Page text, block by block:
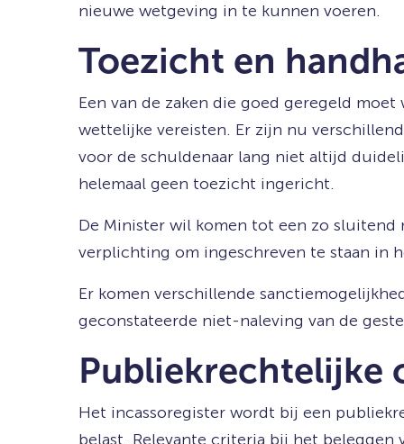
nieuwe wetgeving in te kunnen voeren.
Toezicht en
Een van de zaken die goed geregeld
wettelijke vereisten. Er zijn nu
voor de schuldenaar lang niet altijd
helemaal geen toezicht ingericht.
De Minister wil komen tot een zo
verplichting om ingeschreven te staan in
Er komen verschillende
geconstateerde niet-naleving van de
Publiekrechtelijke
Het incassoregister wordt bij een
belast. Relevante criteria bij het beleggen